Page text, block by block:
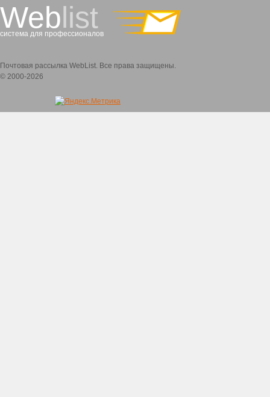
Weblist
система для профессионалов
Почтовая рассылка WebList. Все права защищены.
© 2000-2026